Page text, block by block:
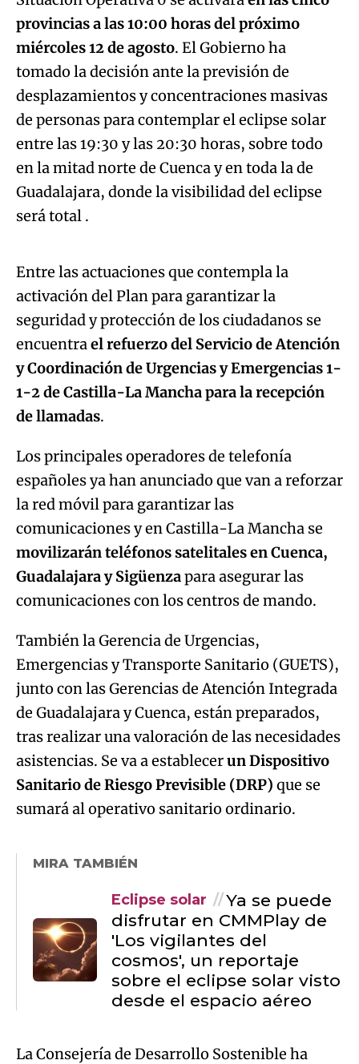
provincias a las 10:00 horas del próximo
miércoles 12 de agosto. El Gobierno ha
tomado la decisión ante la previsión de
desplazamientos y concentraciones masivas
de personas para contemplar el eclipse solar
entre las 19:30 y las 20:30 horas, sobre todo
en la mitad norte de Cuenca y en toda la de
Guadalajara, donde la visibilidad del eclipse
será total .
Try again
Entre las actuaciones que contempla la
activación del Plan para garantizar la
seguridad y protección de los ciudadanos se
encuentrael refuerzo del Servicio de Atención
y Coordinación de Urgencias y Emergencias 1-
1-2de Castilla-La Mancha para la recepción
de llamadas.
Los principales operadores de telefonía
españoles ya han anunciado que van a reforzar
la red móvil para garantizar las
comunicaciones y en Castilla-La Mancha se
movilizarán teléfonos satelitales en Cuenca,
Guadalajara y Sigüenzapara asegurar las
comunicaciones con los centros de mando.
También la Gerencia de Urgencias,
Emergencias y Transporte Sanitario (GUETS),
junto con las Gerencias de Atención Integrada
de Guadalajara y Cuenca, están preparados,
tras realizar una valoración de las necesidades
asistencias. Se va a establecerun Dispositivo
Sanitario de Riesgo Previsible (DRP) que se
sumará al operativo sanitario ordinario.
MIRA TAMBIÉN
Eclipse solar
Ya se puede
disfrutar en CMMPlay de
'Los vigilantes del
cosmos', un reportaje
sobre el eclipse solar visto
desde el espacio aéreo
La Consejería de Desarrollo Sostenible ha